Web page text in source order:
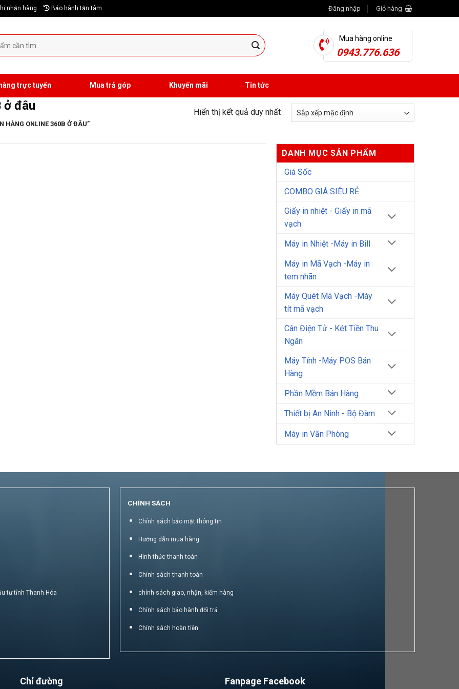
nhận hàng Bảo hành tận tâm Đăng nhập Giỏ hàng
Mua hàng online
0943.776.636
trực tuyến Mua trả góp Khuyến mãi Tin tức
ở đâu
HÀNG ONLINE 360B Ở ĐÂU”
Hiển thị kết quả duy nhất
DANH MỤC SẢN PHẨM
Giá Sốc
COMBO GIÁ SIÊU RẺ
Giấy in nhiệt - Giấy in mã
vạch
Máy in Nhiệt -Máy in Bill
Máy in Mã Vạch -Máy in
tem nhãn
Máy Quét Mã Vạch -Máy
tít mã vạch
Cân Điện Tử - Két Tiền Thu
Ngân
Máy Tính -Máy POS Bán
Hàng
Phần Mềm Bán Hàng
Thiết bị An Ninh - Bộ Đàm
Máy in Văn Phòng
tư tỉnh Thanh Hóa
CHÍNH SÁCH
Chính sách bảo mật thông tin
Hướng dẫn mua hàng
Hình thức thanh toán
Chính sách thanh toán
chính sách giao, nhận, kiểm hàng
Chính sách bảo hành đổi trả
Chính sách hoàn tiền
Chỉ đường Fanpage Facebook